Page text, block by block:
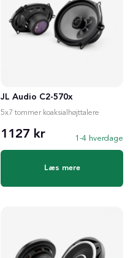
JL Audio C2-570x
5x7 tommer koaksialhøjttalere
1127 kr 1-4 hverdage
Læs mere